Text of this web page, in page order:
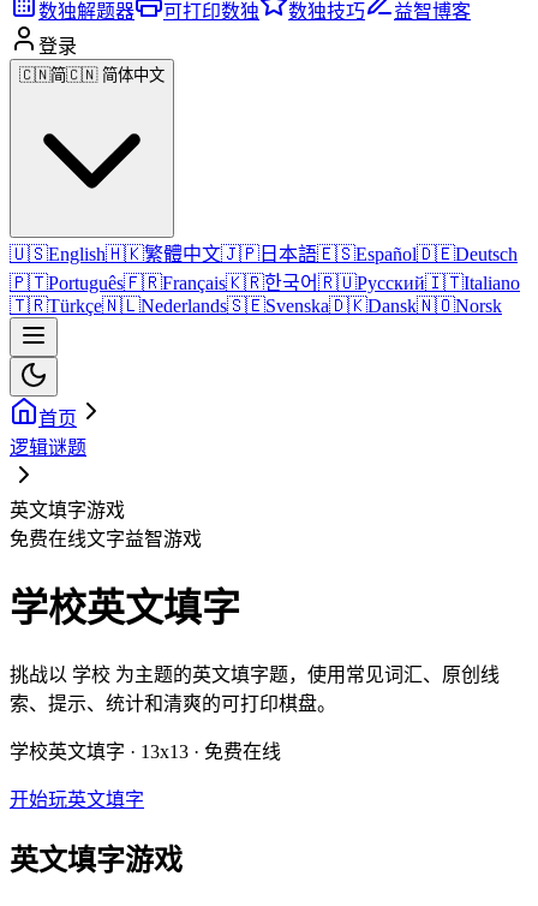
数独解题器 可打印数独 数独技巧
益智博客
登录
🇨🇳简🇨🇳 简体中文
🇺🇸English🇭🇰繁體中文🇯🇵 日本語🇪🇸Español🇩🇪Deutsch
🇵🇹Português🇫🇷Français🇰🇷한국어🇷🇺Русский🇮🇹Italiano
🇹🇷Türkçe🇳🇱Nederlands🇸🇪Svenska🇩🇰Dansk🇳🇴Norsk
首页
逻辑谜题
英文填字游戏
免费在线文字益智游戏
学校英文填字
挑战以 学校 为主题的英文填字题，使用常见词汇、原创线
索、提示、统计和清爽的可打印棋盘。
学校英文填字 · 13x13 · 免费在线
开始玩英文填字
英文填字游戏